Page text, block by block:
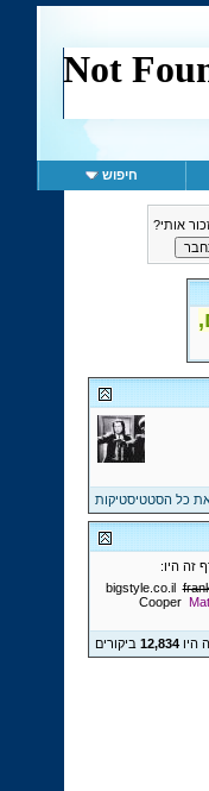
חיפוש
אותי?
כל הסטטיסטיקות
bigstyle.co.il
Cooper
היו12,834 ביקורים